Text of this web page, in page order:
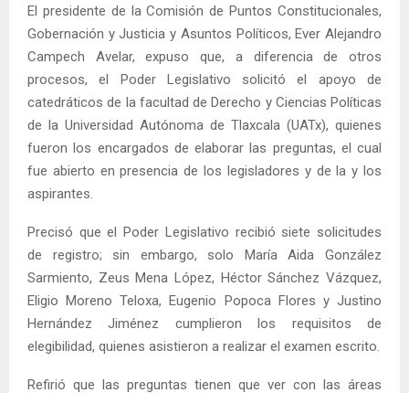
El presidente de la Comisión de Puntos Constitucionales,
Gobernación y Justicia y Asuntos Políticos, Ever Alejandro
Campech Avelar, expuso que, a diferencia de otros
procesos, el Poder Legislativo solicitó el apoyo de
catedráticos de la facultad de Derecho y Ciencias Políticas
de la Universidad Autónoma de Tlaxcala (UATx), quienes
fueron los encargados de elaborar las preguntas, el cual
fue abierto en presencia de los legisladores y de la y los
aspirantes.
Precisó que el Poder Legislativo recibió siete solicitudes
de registro; sin embargo, solo María Aida González
Sarmiento, Zeus Mena López, Héctor Sánchez Vázquez,
Eligio Moreno Teloxa, Eugenio Popoca Flores y Justino
Hernández Jiménez cumplieron los requisitos de
elegibilidad, quienes asistieron a realizar el examen escrito.
Refirió que las preguntas tienen que ver con las áreas